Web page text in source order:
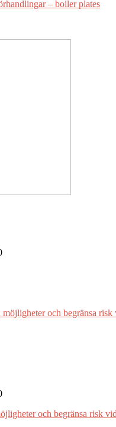
– boiler plates
och begränsa risk